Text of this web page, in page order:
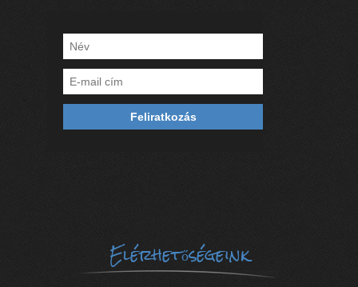
Elérhetőségeink